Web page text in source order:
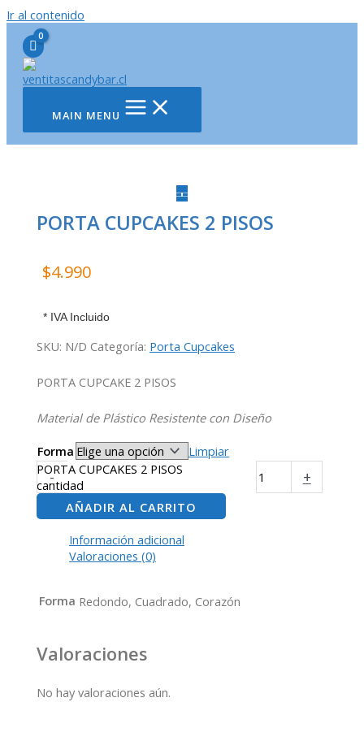
Ir al contenido
MAIN MENU
PORTA CUPCAKES 2 PISOS
$4.990
* IVA Incluido
SKU: N/D Categoría: Porta Cupcakes
PORTA CUPCAKE 2 PISOS
Material de Plástico Resistente con Diseño
Forma Limpiar
-
PORTA CUPCAKES 2 PISOS
cantidad
+
AÑADIR AL CARRITO
Información adicional
Valoraciones (0)
Forma Redondo, Cuadrado, Corazón
Valoraciones
No hay valoraciones aún.